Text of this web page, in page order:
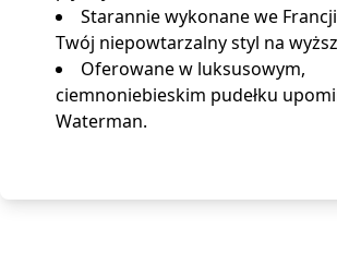
Starannie wykonane we
Twój niepowtarzalny styl na
Oferowane w luksusowym,
ciemnoniebieskim pudełku
Waterman.